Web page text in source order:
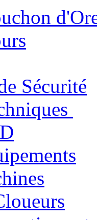
Sécurité